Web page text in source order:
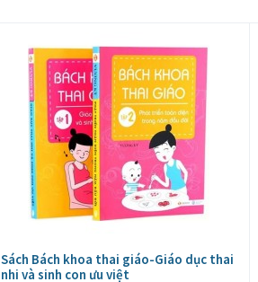
Sách Bách khoa thai giáo-Giáo dục thai
nhi và sinh con ưu việt